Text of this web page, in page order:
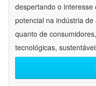
despertando o interesse
potencial na indústria
quanto de
tecnológicas,